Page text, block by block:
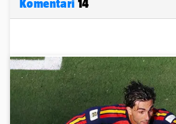
Komentari 14